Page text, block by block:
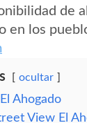
de
en los
ocultar
Ahogado
View El